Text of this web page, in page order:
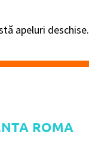
apeluri deschise.
ROMA